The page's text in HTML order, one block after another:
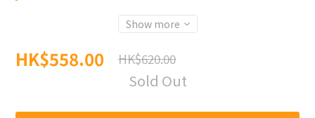
Show more
HK$558.00 HK$620.00
Sold Out